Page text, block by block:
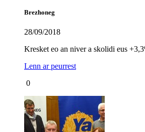
Brezhoneg
28/09/2018
Kresket eo an niver a skolidi eus
Lenn ar peurrest
0